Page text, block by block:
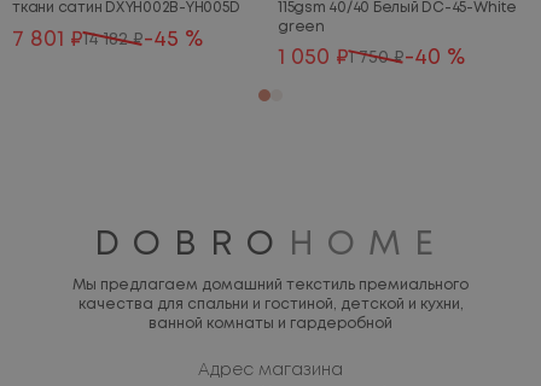
ткани сатин DXYH002B-YH005D
7 801 ₽ 14 182 ₽-45 %
115gsm 40/40 Белый DC-45-White
green
1 050 ₽ 1 750 ₽-40 %
DOBRO HOME
Мы предлагаем домашний текстиль премиального
качества для спальни и гостиной, детской и кухни,
ванной комнаты и гардеробной
Адрес магазина